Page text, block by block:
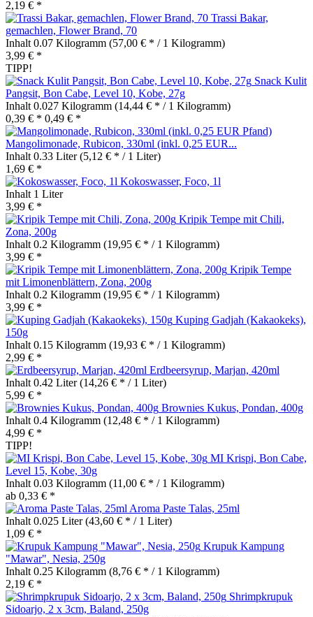
2,19 € *
Trassi Bakar,
gemachlen, Flower Brand, 70
Inhalt 0.07 Kilogramm (57,00 € * / 1 Kilogramm)
3,99 € *
TIPP!
Snack Kulit
Pangsit, Bon Cabe, Level 10, Kobe, 27g
Inhalt 0.027 Kilogramm (14,44 € * / 1 Kilogramm)
0,39 € * 0,49 € *
Mangolimonade, Rubicon, 330ml (inkl. 0,25 EUR...
Inhalt 0.33 Liter(5,12 € * / 1 Liter)
1,69 € *
Kokoswasser, Foco, 1l
Inhalt 1 Liter
3,99 € *
Kripik Tempe mit Chili,
Zona, 200g
Inhalt 0.2 Kilogramm (19,95 € * / 1 Kilogramm)
3,99 € *
Kripik Tempe
mit Limonenblättern, Zona, 200g
Inhalt 0.2 Kilogramm (19,95 € * / 1 Kilogramm)
3,99 € *
Kuping Gadjah (Kakaokeks),
150g
Inhalt 0.15 Kilogramm (19,93 € * / 1 Kilogramm)
2,99 € *
Erdbeersyrup, Marjan, 420ml
Inhalt 0.42 Liter(14,26 € * / 1 Liter)
5,99 € *
Brownies Kukus, Pondan, 400g
Inhalt 0.4 Kilogramm (12,48 € * / 1 Kilogramm)
4,99 € *
TIPP!
MI Krispi, Bon Cabe,
Level 15, Kobe, 30g
Inhalt 0.03 Kilogramm (11,00 € * / 1 Kilogramm)
ab 0,33 € *
Aroma Paste Talas, 25ml
Inhalt 0.025 Liter(43,60 € * / 1 Liter)
1,09 € *
Krupuk Kampung
"Mawar", Nesia, 250g
Inhalt 0.25 Kilogramm (8,76 € * / 1 Kilogramm)
2,19 € *
Shrimpkrupuk
Sidoarjo, 2 x 3cm, Baland, 250g